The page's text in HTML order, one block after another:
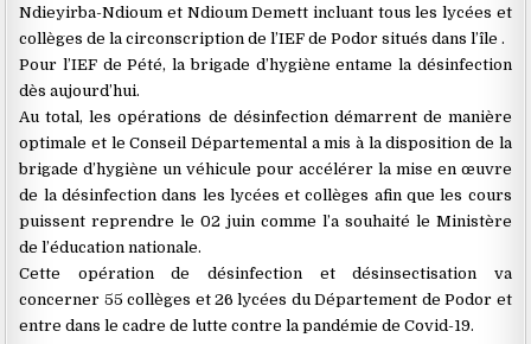
Ndieyirba-Ndioum et Ndioum Demett incluant tous les lycées et
collèges de la circonscription de l’IEF de Podor situés dans l’île .
Pour l’IEF de Pété, la brigade d’hygiène entame la désinfection
dès aujourd’hui.
Au total, les opérations de désinfection démarrent de manière
optimale et le Conseil Départemental a mis à la disposition de la
brigade d’hygiène un véhicule pour accélérer la mise en œuvre
de la désinfection dans les lycées et collèges afin que les cours
puissent reprendre le 02 juin comme l’a souhaité le Ministère
de l’éducation nationale.
Cette opération de désinfection et désinsectisation va
concerner 55 collèges et 26 lycées du Département de Podor et
entre dans le cadre de lutte contre la pandémie de Covid-19.